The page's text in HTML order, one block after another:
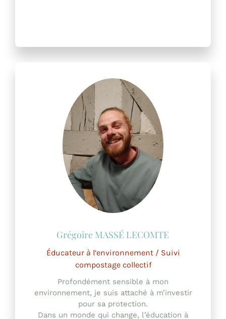
Éducateur à l’environnement / Suivi
compostage collectif
Profondément sensible à mon
environnement, je suis attaché à m’investir
pour sa protection.
Dans un monde qui change, l’éducation à